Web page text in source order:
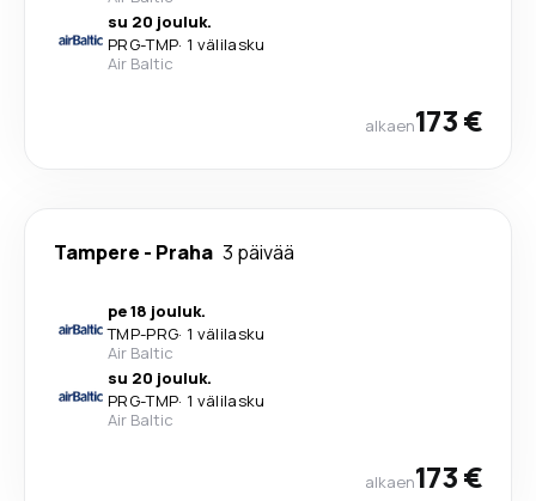
su 20 jouluk.
PRG-TMP· 1 välilasku
Air Baltic
alkaen173 €
Tampere - Praha 3 päivää
pe 18 jouluk.
TMP-PRG· 1 välilasku
Air Baltic
su 20 jouluk.
PRG-TMP· 1 välilasku
Air Baltic
alkaen173 €